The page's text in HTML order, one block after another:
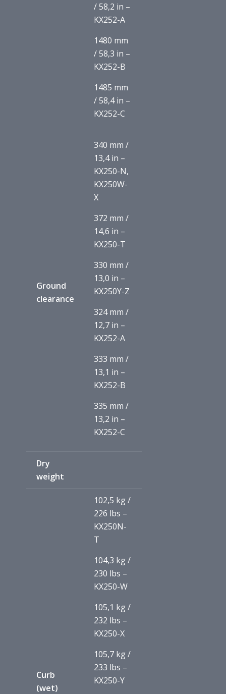
/ 58,2 in –
KX252-A
1480 mm
/ 58,3 in –
KX252-B
1485 mm
/ 58,4 in –
KX252-C
Ground
clearance
340 mm /
13,4 in –
KX250-N,
KX250W-
X
372 mm /
14,6 in –
KX250-T
330 mm /
13,0 in –
KX250Y-Z
324 mm /
12,7 in –
KX252-A
333 mm /
13,1 in –
KX252-B
335 mm /
13,2 in –
KX252-C
Dry
weight
Curb
(wet)
102,5 kg /
226 lbs –
KX250N-
T
104,3 kg /
230 lbs –
KX250-W
105,1 kg /
232 lbs –
KX250-X
105,7 kg /
233 lbs –
KX250-Y